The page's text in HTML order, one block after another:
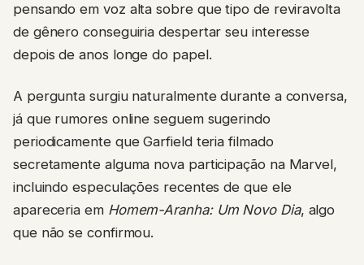
pensando em voz alta sobre que tipo de reviravolta
de gênero conseguiria despertar seu interesse
depois de anos longe do papel.
A pergunta surgiu naturalmente durante a conversa,
já que rumores online seguem sugerindo
periodicamente que Garfield teria filmado
secretamente alguma nova participação na Marvel,
incluindo especulações recentes de que ele
apareceria em Homem-Aranha: Um Novo Dia, algo
que não se confirmou.